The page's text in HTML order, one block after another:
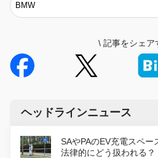
\ 記事をシェア
ヘッドラインニュース
SAやPAのEV充電スペー
法律的にどう扱われる？